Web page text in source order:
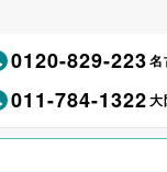
0120-829-223名
011-784-1322